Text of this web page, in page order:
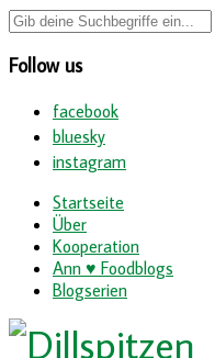
Follow us
facebook
bluesky
instagram
Startseite
Über
Kooperation
Ann ♥ Foodblogs
Blogserien